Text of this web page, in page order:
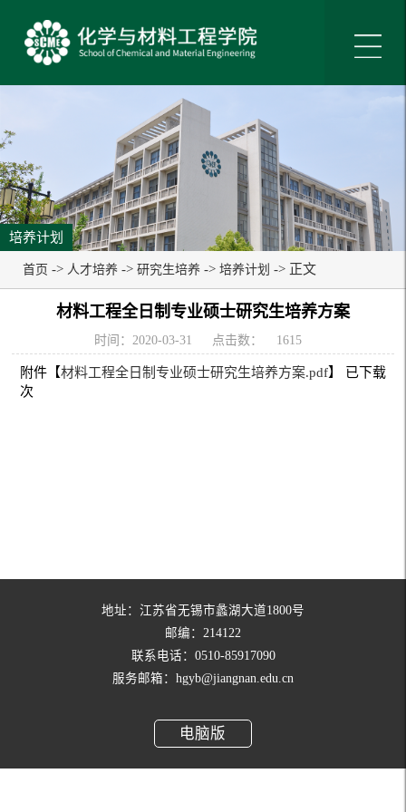
培养计划
首页 -> 人才培养 -> 研究生培养 -> 培养计划 -> 正文
材料工程全日制专业硕士研究生培养方案
时间：2020-03-31 点击数： 1615
附件【材料工程全日制专业硕士研究生培养方案.pdf】 已下载
次
地址：江苏省无锡市蠡湖大道1800号
邮编：214122
联系电话：0510-85917090
服务邮箱：hgyb@jiangnan.edu.cn
电脑版